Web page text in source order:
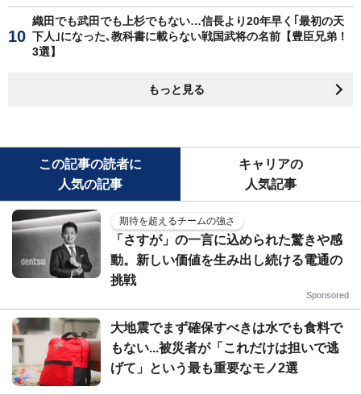
織田でも武田でも上杉でもない…信長より20年早く｢最初の天
下人｣になった､教科書に載らない戦国武将の名前【豊臣兄弟！
3選】
もっと見る
この記事の読者に
人気の記事
キャリアの
人気記事
期待を超えるチームの強さ
「さすが」の一言に込められた驚きや感
動。新しい価値を生み出し続ける電通の
挑戦
Sponsored
大地震でまず確保すべきは水でも食料で
もない...被災者が「これだけは担いで逃
げて」という最も重要なモノ2選